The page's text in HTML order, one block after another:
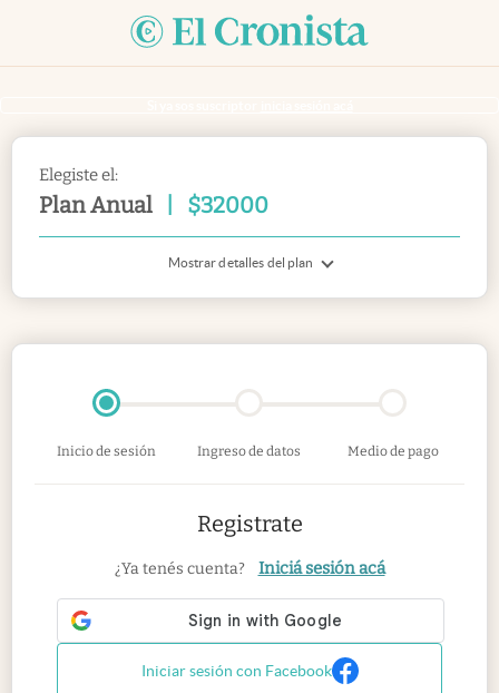
Elegiste el:
Plan Anual $32000
Mostrar detalles del plan
Inicio de sesión Ingreso de datos Medio de pago
Registrate
¿Ya tenés cuenta? Iniciá sesión acá
Iniciar sesión con Facebook